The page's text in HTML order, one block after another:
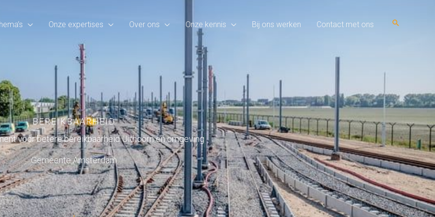
Onze expertises Over ons Onze kennis Bij ons werken Contact met ons Zoeken
BEREIKBAARHEID
voor betere bereikbaarheid Uithoorn en omgeving
Gemeente Amsterdam